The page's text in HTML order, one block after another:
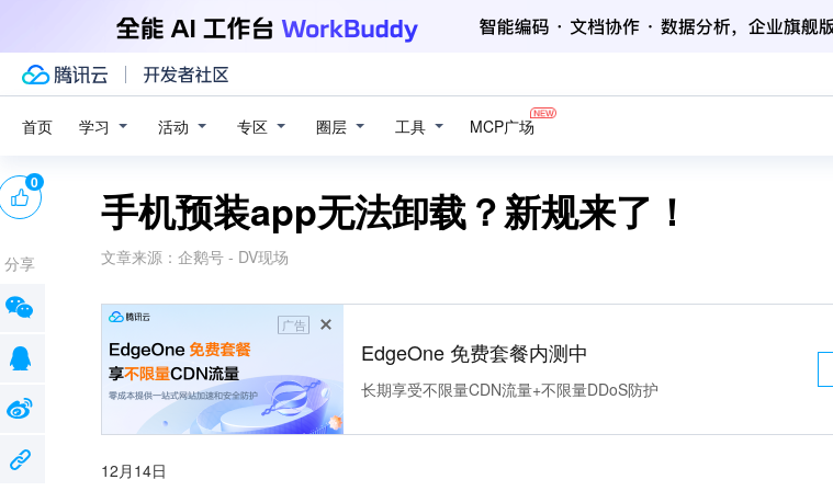
首页 学习 活动 专区 圈层 工具 MCP广场
手机预装app无法卸载？新规来了！
文章来源： 企鹅号 - DV现场
广告
EdgeOne 免费套餐内测中
长期享受不限量CDN流量+不限量DDoS防护
12月14日
0
分享